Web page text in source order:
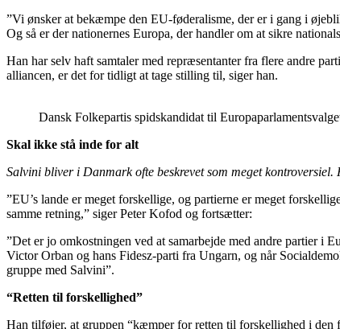
”Vi ønsker at bekæmpe den EU-føderalisme, der er i gang i
Og så er der nationernes Europa, der handler om at sikre
Han har selv haft samtaler med repræsentanter fra flere andre
alliancen, er det for tidligt at tage stilling til, siger han.
Dansk Folkepartis spidskandidat til
Skal ikke stå inde for alt
Salvini bliver i Danmark ofte beskrevet som meget
”EU’s lande er meget forskellige, og partierne er meget
samme retning,” siger Peter Kofod og fortsætter:
”Det er jo omkostningen ved at samarbejde med andre partier i
Victor Orban og hans Fidesz-parti fra Ungarn, og når
gruppe med Salvini”.
“Retten til forskellighed”
Han tilføjer, at gruppen “kæmper for retten til forskellighed i den